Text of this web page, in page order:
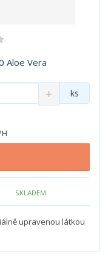
Aloe Vera
N
a
m
o
ž
s
v
ks
SKLADEM
upravenou látkou